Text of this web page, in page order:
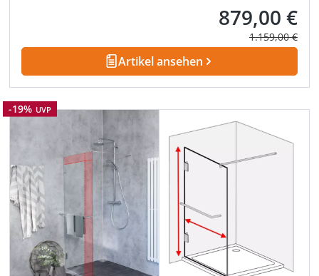
Verkaufspreis:
879,00 €
Regulärer
1.159,00 €
Artikel ansehen
Rabatt
-19% UVP